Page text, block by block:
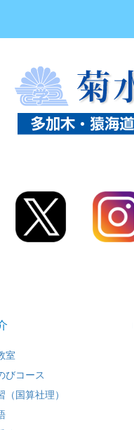
室
びコース
（国算社理）